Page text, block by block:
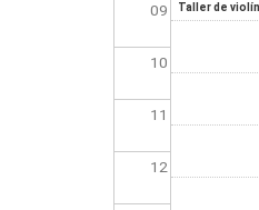
09
10
11
12
Taller de